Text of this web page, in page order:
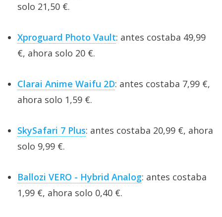
solo 21,50 €.
Xproguard Photo Vault: antes costaba 49,99
€, ahora solo 20 €.
Clarai Anime Waifu 2D: antes costaba 7,99 €,
ahora solo 1,59 €.
SkySafari 7 Plus: antes costaba 20,99 €, ahora
solo 9,99 €.
Ballozi VERO - Hybrid Analog: antes costaba
1,99 €, ahora solo 0,40 €.